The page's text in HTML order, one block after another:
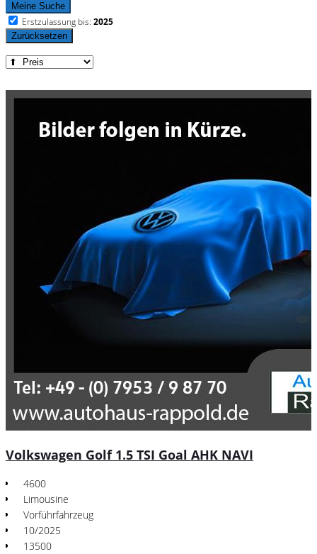
Meine Suche
Erstzulassung bis: 2025
Zurücksetzen
Volkswagen Golf 1.5 TSI Goal AHK NAVI
4600
Limousine
Vorführfahrzeug
10/2025
13500